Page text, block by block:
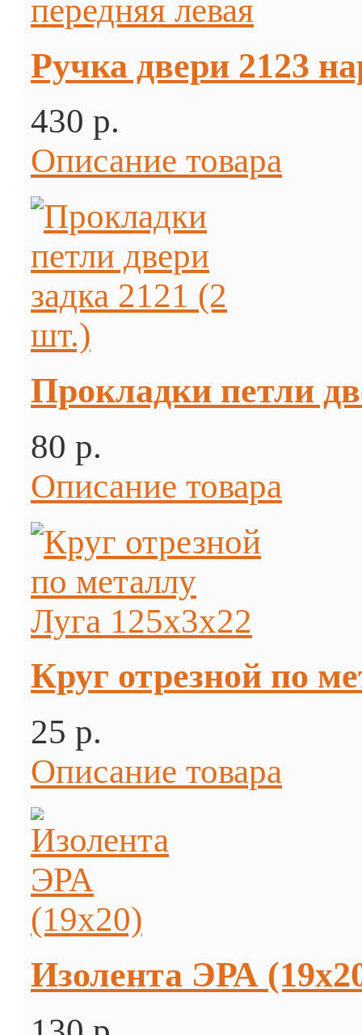
Ручка двери 2123
430 p.
Описание товара
Прокладки петли
80 p.
Описание товара
Круг отрезной по
25 p.
Описание товара
Изолента ЭРА